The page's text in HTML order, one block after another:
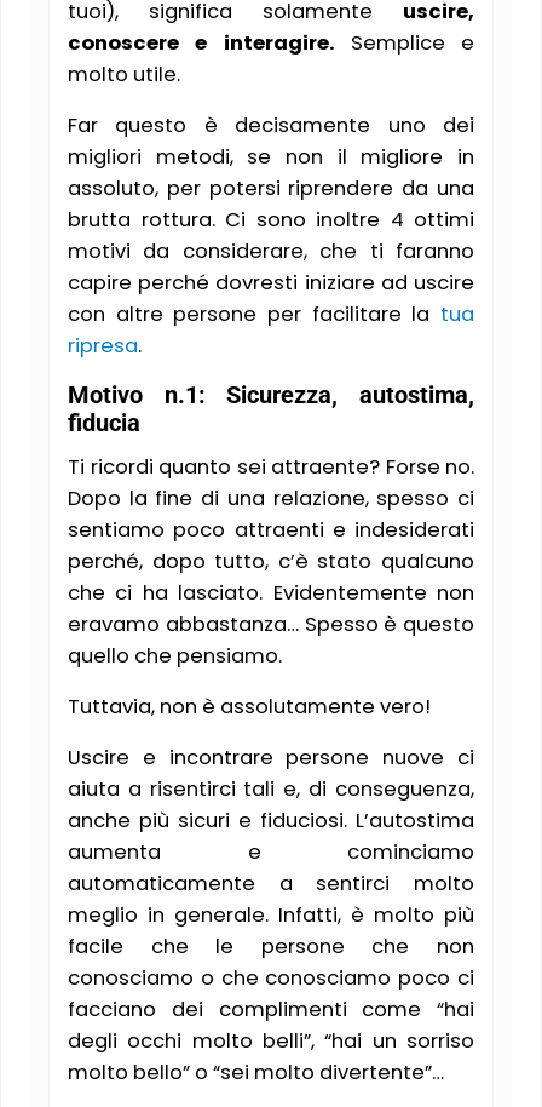
tuoi), significa solamente uscire,
conoscere e interagire. Semplice e
molto utile.
Far questo è decisamente uno dei
migliori metodi, se non il migliore in
assoluto, per potersi riprendere da una
brutta rottura. Ci sono inoltre 4 ottimi
motivi da considerare, che ti faranno
capire perché dovresti iniziare ad uscire
con altre persone per facilitare la tua
ripresa.
Motivo n.1: Sicurezza, autostima,
fiducia
Ti ricordi quanto sei attraente? Forse no.
Dopo la fine di una relazione, spesso ci
sentiamo poco attraenti e indesiderati
perché, dopo tutto, c’è stato qualcuno
che ci ha lasciato. Evidentemente non
eravamo abbastanza… Spesso è questo
quello che pensiamo.
Tuttavia, non è assolutamente vero!
Uscire e incontrare persone nuove ci
aiuta a risentirci tali e, di conseguenza,
anche più sicuri e fiduciosi. L’autostima
aumenta e cominciamo
automaticamente a sentirci molto
meglio in generale. Infatti, è molto più
facile che le persone che non
conosciamo o che conosciamo poco ci
facciano dei complimenti come “hai
degli occhi molto belli”, “hai un sorriso
molto bello” o “sei molto divertente”…